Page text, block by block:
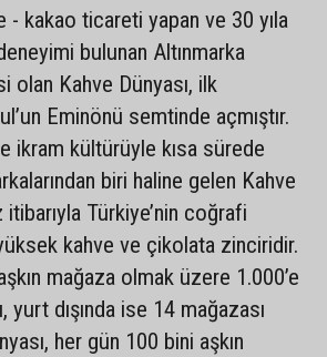
- kakao ticareti yapan ve 30 yıla
bulunan Altınmarka
olan Kahve Dünyası, ilk
Eminönü semtinde açmıştır.
ikram kültürüyle kısa sürede
biri haline gelen Kahve
itibarıyla Türkiye’nin coğrafi
kahve ve çikolata zinciridir.
mağaza olmak üzere 1.000’e
yurt dışında ise 14 mağazası
her gün 100 bini aşkın